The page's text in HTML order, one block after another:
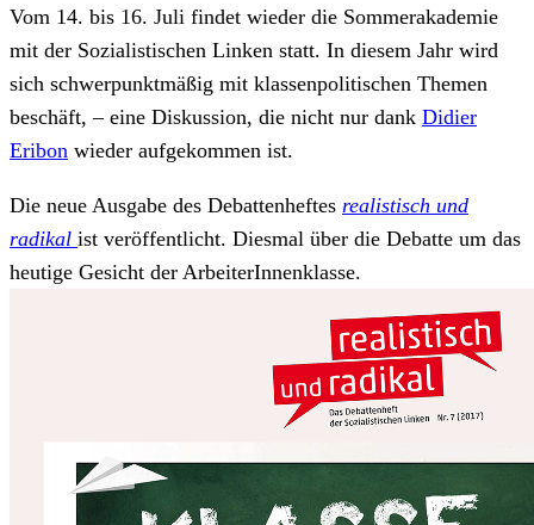
Vom 14. bis 16. Juli findet wieder die Sommerakademie
mit der Sozialistischen Linken statt. In diesem Jahr wird
sich schwerpunktmäßig mit klassenpolitischen Themen
beschäft, – eine Diskussion, die nicht nur dank Didier
Eribon wieder aufgekommen ist.
Die neue Ausgabe des Debattenheftes realistisch und
radikal ist veröffentlicht. Diesmal über die Debatte um das
heutige Gesicht der ArbeiterInnenklasse.